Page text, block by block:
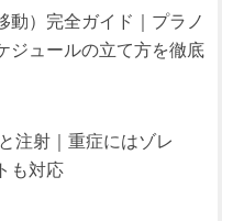
動）完全ガイド｜プラノ
ジュールの立て方を徹底
注射｜重症にはゾレ
も対応